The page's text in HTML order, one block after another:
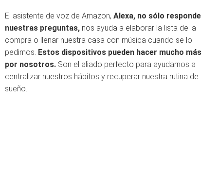
El asistente de voz de Amazon, Alexa, no sólo responde
nuestras preguntas, nos ayuda a elaborar la lista de la
compra o llenar nuestra casa con música cuando se lo
pedimos. Estos dispositivos pueden hacer mucho más
por nosotros. Son el aliado perfecto para ayudarnos a
centralizar nuestros hábitos y recuperar nuestra rutina de
sueño.